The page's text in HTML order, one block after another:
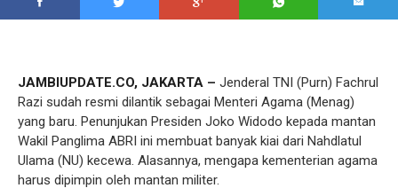
JAMBIUPDATE.CO, JAKARTA – Jenderal TNI (Purn) Fachrul
Razi sudah resmi dilantik sebagai Menteri Agama (Menag)
yang baru. Penunjukan Presiden Joko Widodo kepada mantan
Wakil Panglima ABRI ini membuat banyak kiai dari Nahdlatul
Ulama (NU) kecewa. Alasannya, mengapa kementerian agama
harus dipimpin oleh mantan militer.